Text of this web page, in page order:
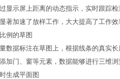
显示屏上距离的动态指示，实时跟踪检
著加速了放样工作，大大提高了工作效
例的草图
数据标注在草图上，根据线条的真实
加门、窗等元素，数据能够进行三维
生成平面图